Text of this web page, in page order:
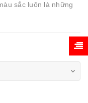
sắc luôn là những